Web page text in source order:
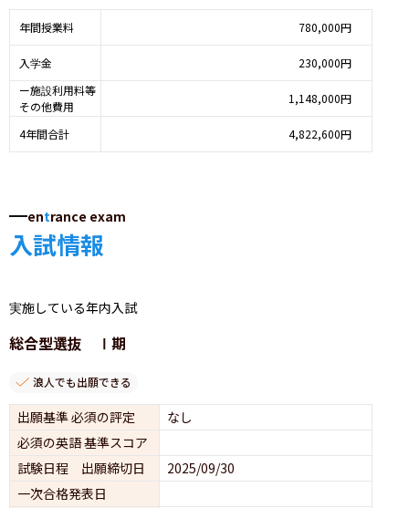
年間授業料 780,000円
入学金
230,000円
ー施設利用料等
その他費用
1,148,000円
4年間合計 4,822,600円
entrance exam
入試情報
実施している年内入試
総合型選抜 Ⅰ期
浪人でも出願できる
出願基準 必須の評定
なし
必須の英語 基準スコア
試験日程 出願締切日
2025/09/30
一次合格発表日